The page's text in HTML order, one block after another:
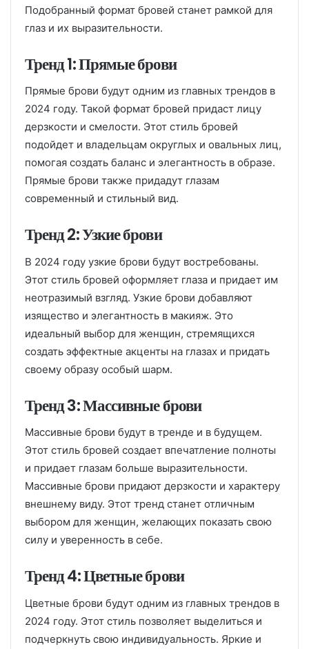
Подобранный формат бровей станет рамкой для
глаз и их выразительности.
Тренд 1: Прямые брови
Прямые брови будут одним из главных трендов в
2024 году. Такой формат бровей придаст лицу
дерзкости и смелости. Этот стиль бровей
подойдет и владельцам округлых и овальных лиц,
помогая создать баланс и элегантность в образе.
Прямые брови также придадут глазам
современный и стильный вид.
Тренд 2: Узкие брови
В 2024 году узкие брови будут востребованы.
Этот стиль бровей оформляет глаза и придает им
неотразимый взгляд. Узкие брови добавляют
изящество и элегантность в макияж. Это
идеальный выбор для женщин, стремящихся
создать эффектные акценты на глазах и придать
своему образу особый шарм.
Тренд 3: Массивные брови
Массивные брови будут в тренде и в будущем.
Этот стиль бровей создает впечатление полноты
и придает глазам больше выразительности.
Массивные брови придают дерзкости и характеру
внешнему виду. Этот тренд станет отличным
выбором для женщин, желающих показать свою
силу и уверенность в себе.
Тренд 4: Цветные брови
Цветные брови будут одним из главных трендов в
2024 году. Этот стиль позволяет выделиться и
подчеркнуть свою индивидуальность. Яркие и